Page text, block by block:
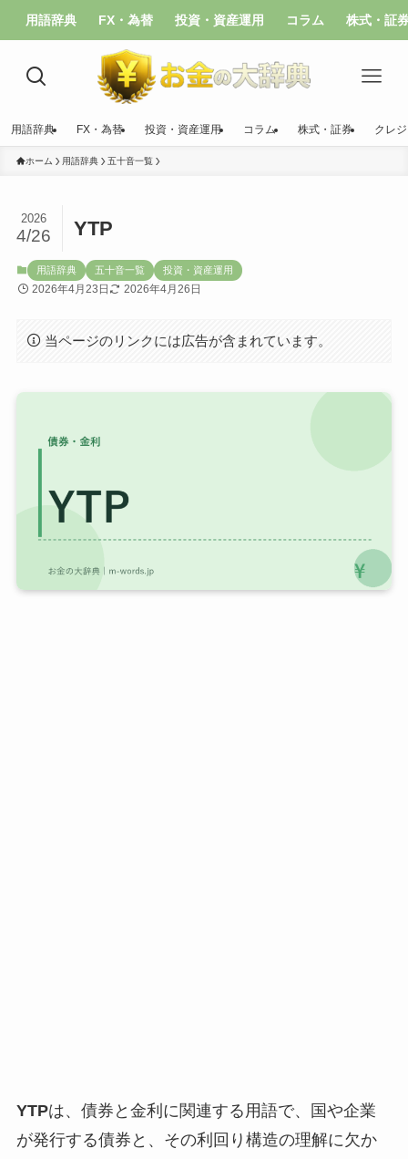
用語辞典 FX・為替 投資・資産運用 コラム 株式・証
用語辞典 FX・為替 投資・資産運用 コラム 株式・証券 クレ
ホーム 用語辞典 五十音一覧
YTP
2026
4/26
用語辞典 五十音一覧 投資・資産運用
2026年4月23日 2026年4月26日
当ページのリンクには広告が含まれています。
YTPは、債券と金利に関連する用語で、国や企業
が発行する債券と、その利回り構造の理解に欠か